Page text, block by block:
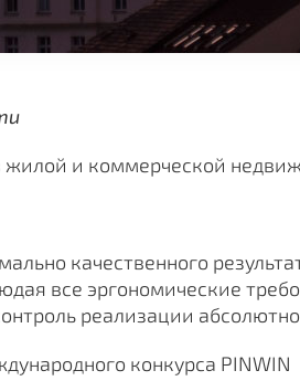
жилой и коммерческой
качественного
все эргономические
реализации
конкурса PINWIN